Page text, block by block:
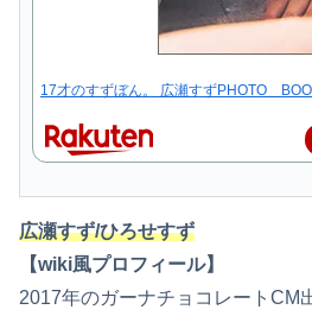
17才のすずぼん。 広瀬すずPHOTO
広瀬すず/ひろせすず
【wiki風プロフィール】
2017年のガーナチョコレートCM